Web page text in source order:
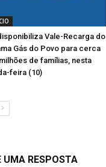
Vale-Recarga do
Gás do Povo para cerca
de famílias, nesta
feira (10)
UMA RESPOSTA